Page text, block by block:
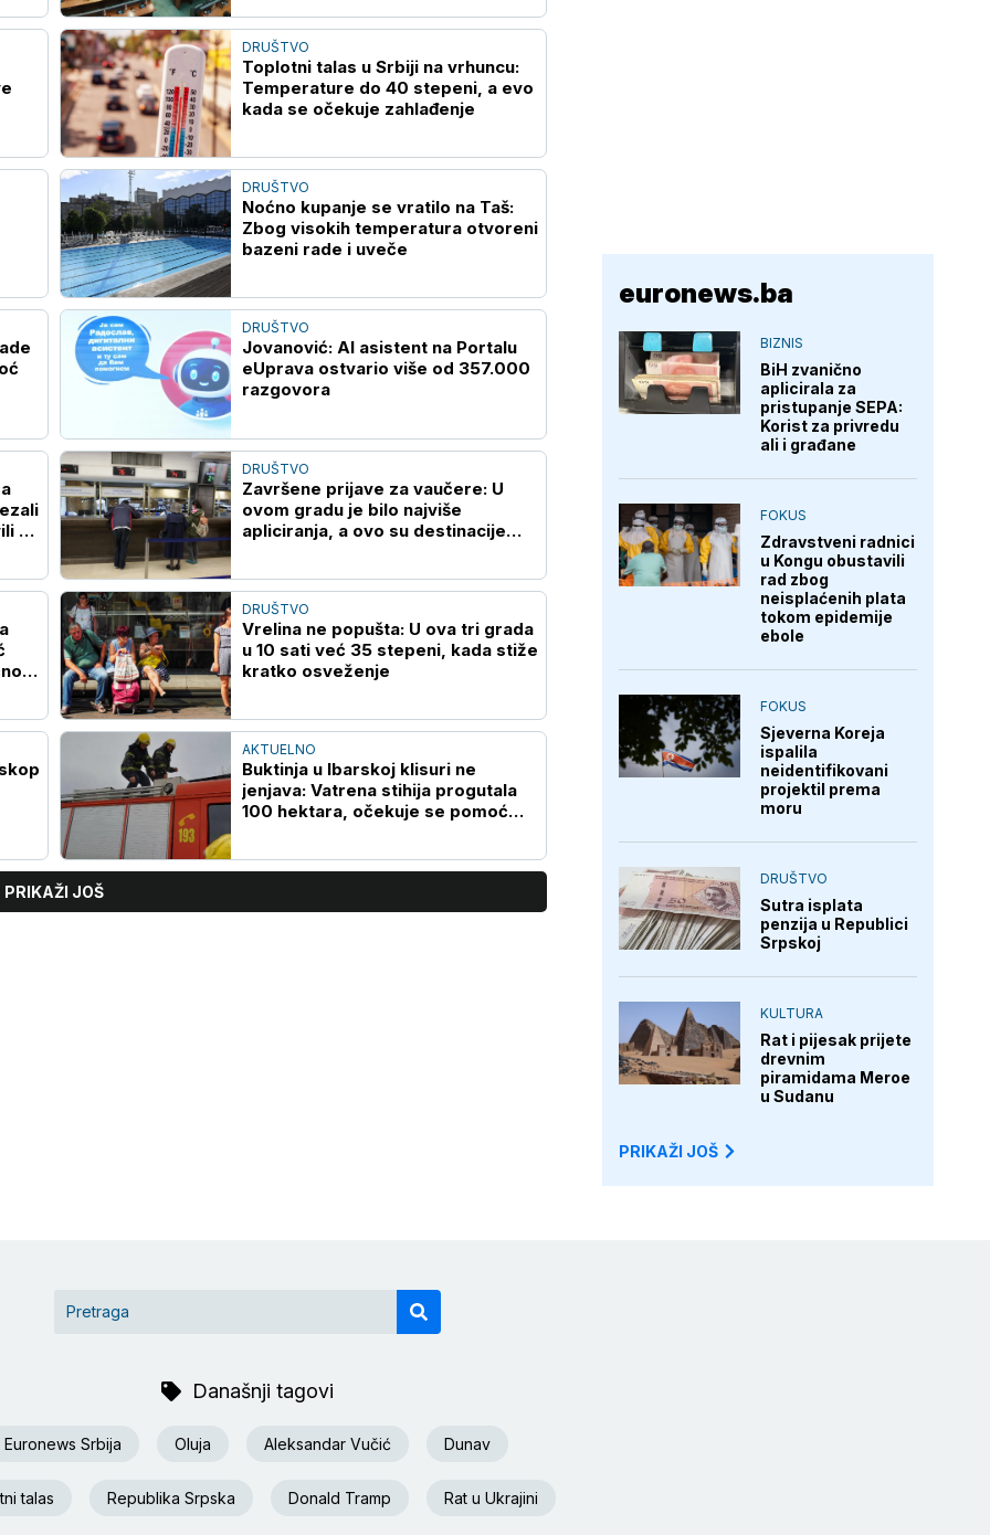
DRUŠTVO
Toplotni talas u Srbiji na vrhuncu:
Temperature do 40 stepeni, a evo
kada se očekuje zahlađenje
DRUŠTVO
Noćno kupanje se vratilo na Taš:
Zbog visokih temperatura otvoreni
bazeni rade i uveče
DRUŠTVO
Jovanović: AI asistent na Portalu
eUprava ostvario više od 357.000
razgovora
da
DRUŠTVO
Završene prijave za vaučere: U
ovom gradu je bilo najviše
apliciranja, a ovo su destinacije
DRUŠTVO
Vrelina ne popušta: U ova tri grada
u 10 sati već 35 stepeni, kada stiže
kratko osveženje
AKTUELNO
Buktinja u Ibarskoj klisuri ne
jenjava: Vatrena stihija progutala
100 hektara, očekuje se pomoć
PRIKAŽI JOŠ
euronews.ba
BIZNIS
BiH zvanično
aplicirala za
pristupanje SEPA:
Korist za privredu
ali i građane
FOKUS
Zdravstveni radnici
u Kongu obustavili
rad zbog
neisplaćenih plata
tokom epidemije
ebole
FOKUS
Sjeverna Koreja
ispalila
neidentifikovani
projektil prema
moru
DRUŠTVO
Sutra isplata
penzija u Republici
Srpskoj
KULTURA
Rat i pijesak prijete
drevnim
piramidama Meroe
u Sudanu
PRIKAŽI JOŠ
Današnji tagovi
Euronews Srbija Oluja Aleksandar Vučić Dunav
talas Republika Srpska Donald Tramp Rat u Ukrajini